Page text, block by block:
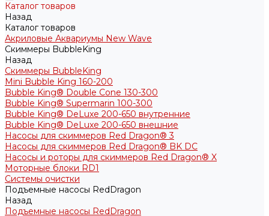
Каталог товаров
Назад
Каталог товаров
Акриловые Аквариумы New Wave
Скиммеры BubbleKing
Назад
Скиммеры BubbleKing
Mini Bubble King 160-200
Bubble King® Double Cone 130-300
Bubble King® Supermarin 100-300
Bubble King® DeLuxe 200-650 внутренние
Bubble King® DeLuxe 200-650 внешние
Насосы для скиммеров Red Dragon® 3
Насосы для скиммеров Red Dragon® BK DC
Насосы и роторы для скиммеров Red Dragon® X
Моторные блоки RD1
Системы очистки
Подъемные насосы RedDragon
Назад
Подъемные насосы RedDragon